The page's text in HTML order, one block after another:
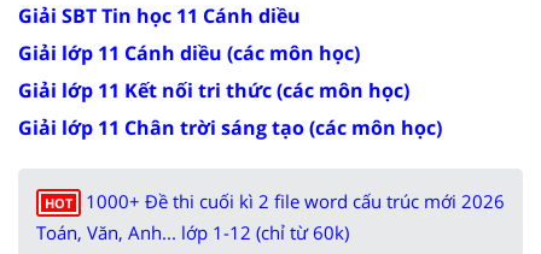
Giải SBT Tin học 11 Cánh diều
Giải lớp 11 Cánh diều (các môn học)
Giải lớp 11 Kết nối tri thức (các môn học)
Giải lớp 11 Chân trời sáng tạo (các môn học)
HOT
1000+ Đề thi cuối kì 2 file word cấu trúc mới 2026
Toán, Văn, Anh... lớp 1-12 (chỉ từ 60k)